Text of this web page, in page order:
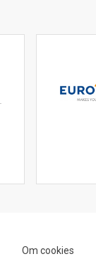
Om cookies